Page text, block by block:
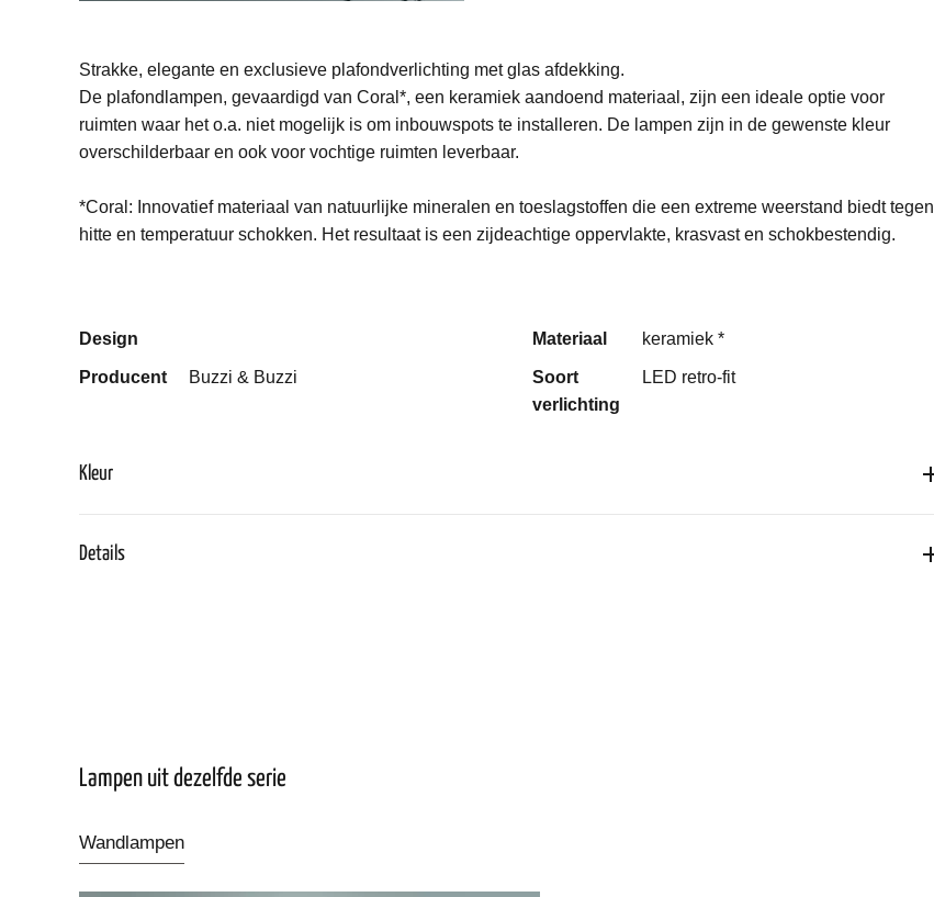
Strakke, elegante en exclusieve plafondverlichting met glas afdekking.
De plafondlampen, gevaardigd van Coral*, een keramiek aandoend materiaal, zijn een ideale optie voor
ruimten waar het o.a. niet mogelijk is om inbouwspots te installeren. De lampen zijn in de gewenste kleur
overschilderbaar en ook voor vochtige ruimten leverbaar.
*Coral: Innovatief materiaal van natuurlijke mineralen en toeslagstoffen die een extreme weerstand biedt tegen
hitte en temperatuur schokken. Het resultaat is een zijdeachtige oppervlakte, krasvast en schokbestendig.
Design
Producent Buzzi & Buzzi
Materiaal keramiek *
Soort
verlichting
LED retro-fit
Kleur
Details
Lampen uit dezelfde serie
Wandlampen